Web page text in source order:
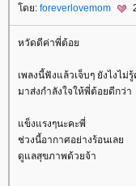
ดย: foreverlovemom
หวัดดีค่าพี่ต้อ
เพลงนี้ฟังแล้วเจ็บๆ ยังไงไม่
มาส่งกำลังใจให้พี่ต้อยดีกว่า
ข็งแรงๆนะคะพี่
ช่วงนี้อากาศอย่างร้อนเล
ดูแลสุขภาพด้วยจ้า